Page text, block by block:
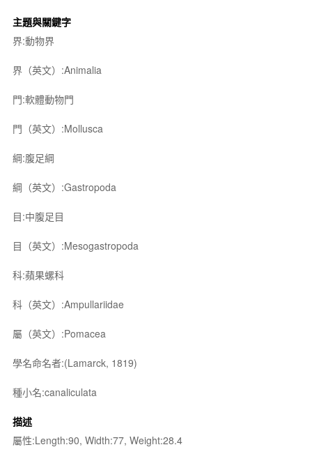
主題與關鍵字
界:動物界
界（英文）:Animalia
門:軟體動物門
門（英文）:Mollusca
綱:腹足綱
綱（英文）:Gastropoda
目:中腹足目
目（英文）:Mesogastropoda
科:蘋果螺科
科（英文）:Ampullariidae
屬（英文）:Pomacea
學名命名者:(Lamarck, 1819)
種小名:canaliculata
描述
屬性:Length:90, Width:77, Weight:28.4